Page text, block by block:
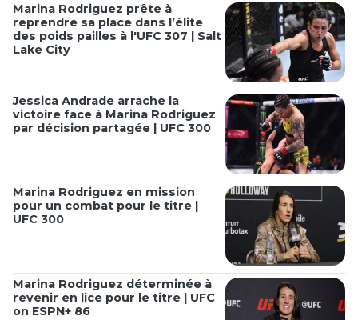
Marina Rodriguez prête à
reprendre sa place dans l’élite
des poids pailles à l'UFC 307 | Salt
Lake City
Jessica Andrade arrache la
victoire face à Marina Rodriguez
par décision partagée | UFC 300
Marina Rodriguez en mission
pour un combat pour le titre |
UFC 300
Marina Rodriguez déterminée à
revenir en lice pour le titre | UFC
on ESPN+ 86